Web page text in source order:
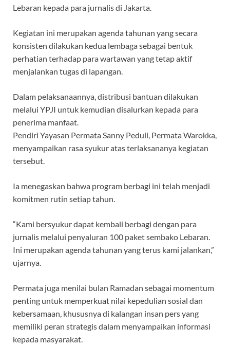
Lebaran kepada para jurnalis di Jakarta.
Kegiatan ini merupakan agenda tahunan yang secara
konsisten dilakukan kedua lembaga sebagai bentuk
perhatian terhadap para wartawan yang tetap aktif
menjalankan tugas di lapangan.
Dalam pelaksanaannya, distribusi bantuan dilakukan
melalui YPJI untuk kemudian disalurkan kepada para
penerima manfaat.
Pendiri Yayasan Permata Sanny Peduli, Permata Warokka,
menyampaikan rasa syukur atas terlaksananya kegiatan
tersebut.
Ia menegaskan bahwa program berbagi ini telah menjadi
komitmen rutin setiap tahun.
“Kami bersyukur dapat kembali berbagi dengan para
jurnalis melalui penyaluran 100 paket sembako Lebaran.
Ini merupakan agenda tahunan yang terus kami jalankan,”
ujarnya.
Permata juga menilai bulan Ramadan sebagai momentum
penting untuk memperkuat nilai kepedulian sosial dan
kebersamaan, khususnya di kalangan insan pers yang
memiliki peran strategis dalam menyampaikan informasi
kepada masyarakat.